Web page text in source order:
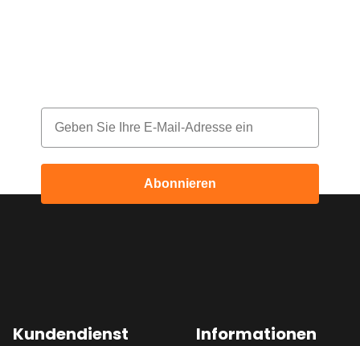
Email
Abonnieren
Kundendienst Informationen